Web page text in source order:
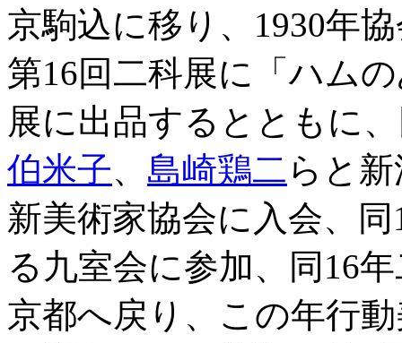
京駒込に移り、1930年
第16回二科展に「ハム
展に出品するとともに
伯米子、 島崎鶏二らと
新美術家協会に入会、
る九室会に参加、同16
京都へ戻り、この年行